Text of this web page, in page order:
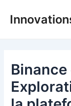
Binance